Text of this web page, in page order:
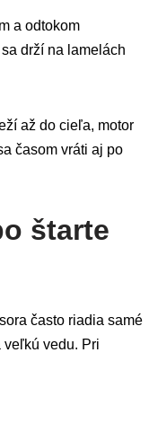
a odtokom
drží na lamelách
až do cieľa, motor
časom vráti aj po
štarte
často riadia samé
vedu. Pri